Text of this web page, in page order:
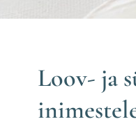
Kontakt
BlogiLoov- ja